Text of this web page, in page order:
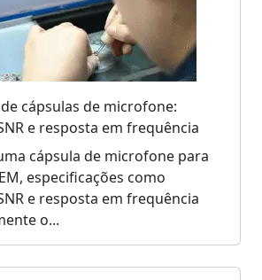
cápsulas de microfone:
e resposta em frequência
cápsula de microfone para
especificações como
e resposta em frequência
o...